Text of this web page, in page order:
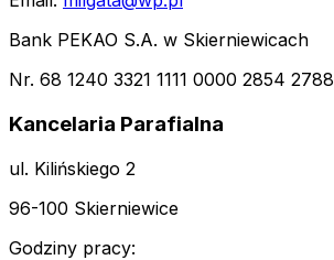
Bank PEKAO S.A. w Skierniewicach
Nr. 68 1240 3321 1111 0000 2854 2788
Kancelaria Parafialna
ul. Kilińskiego 2
96-100 Skierniewice
Godziny pracy: